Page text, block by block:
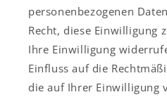
personenbezogenen
Recht, diese Einwilligung
Ihre Einwilligung
Einfluss auf die
die auf Ihrer Einwilligung